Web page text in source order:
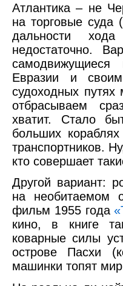
Атлантика – не
на торговые суда
дальности
недостаточно.
Евразии и
судоходных
отбрасываем
хватит. Стало
больших
транспортников.
кто совершает
Другой вариант:
на необитаемом
фильм 1955 года
кино, в книге
коварные силы
острове Пасхи
машинки топят